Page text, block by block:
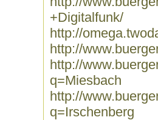
+Digitalfunk/
http://
http://
http://
q=Miesbach
http://
q=Irschenberg